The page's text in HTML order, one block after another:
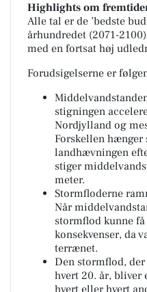
Highlights om
Alle tal er de ’bedste
århundredet (2071-
med en fortsat høj
Forudsigelserne er
stigningen
Nordjylland og
Forskellen hænger
landhævningen
stiger
meter.
Stormfloderne
Når
stormflod kunne
konsekvenser, da
terrænet.
Den stormflod,
hvert 20. år, bliver